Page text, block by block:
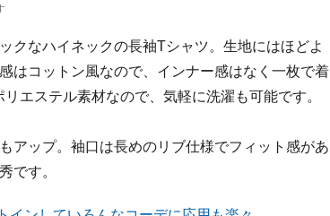
クなハイネックの長袖Tシャツ。生地にはほどよ
はコットン風なので、インナー感はなく一枚で着
エステル素材なので、気軽に洗濯も可能です。
アップ。袖口は長めのリブ仕様でフィット感があ
です。